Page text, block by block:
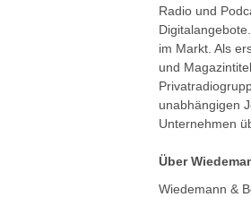
Radio und
im Markt. Als
und
unabhängigen
Unternehmen
Über
Wiedemann &